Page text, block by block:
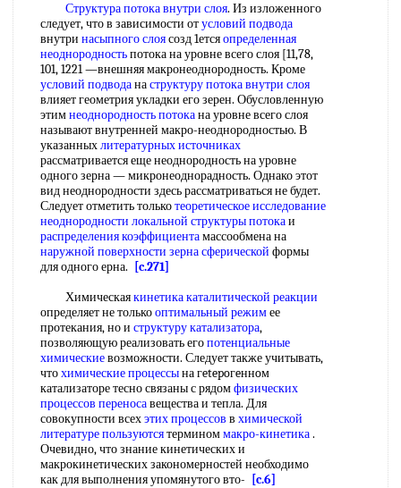
Структура потокавнутри слоя. Из изложенного
следует, что в зависимости отусловий подвода
внутри насыпного слоясозд 1етсяопределенная
неоднородностьпотока на уровне всего слоя [11,78,
101, 1221 —внешняя макронеоднородность. Кроме
условий подводанаструктуру потокавнутри слоя
влияет геометрия укладки его зерен. Обусловленную
этимнеоднородность потокана уровне всего слоя
называют внутренней макро-неоднородностью. В
указанныхлитературных источниках
рассматривается еще неоднородность на уровне
одного зерна — микронеоднорадность. Однако этот
вид неоднородности здесь рассматриваться не будет.
Следует отметить толькотеоретическое исследование
неоднородности локальной структуры потокаи
распределения коэффициентамассообмена на
наружной поверхности зерна сферической формы
для одного ерна.
[c.271]
Химическаякинетика каталитической реакции
определяет не толькооптимальный режимее
протекания, но и структуру катализатора,
позволяющую реализовать егопотенциальные
химическиевозможности. Следует также учитывать,
чтохимические процессына гetepoгeннoм
катализаторе тесно связаны с рядомфизических
процессов переносавещества и тепла. Для
совокупности всехэтих процессов в химической
литературе пользуютсятерминоммакро-кинетика.
Очевидно, что знание кинетических и
макрокинетических закономерностей необходимо
как для выполнения упомянутого вто-
[c.6]